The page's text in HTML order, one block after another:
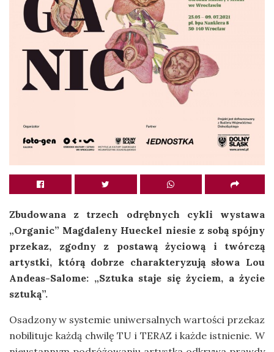
Zbudowana z trzech odrębnych cykli wystawa
„Organic” Magdaleny Hueckel niesie z sobą spójny
przekaz, zgodny z postawą życiową i twórczą
artystki, którą dobrze charakteryzują słowa Lou
Andeas-Salome: „Sztuka staje się życiem, a życie
sztuką”.
Osadzony w systemie uniwersalnych wartości przekaz
nobilituje każdą chwilę TU i TERAZ i każde istnienie. W